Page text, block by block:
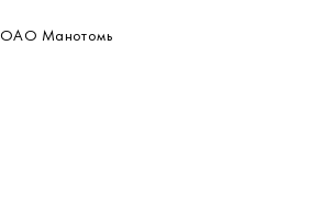
ОАО Манотомь